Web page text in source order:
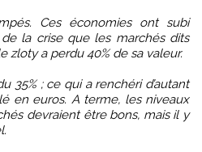
Ces économies ont subi
la crise que les marchés dits
zloty a perdu 40% de sa valeur.
35% ; ce qui a renchéri d’autant
en euros. A terme, les niveaux
devraient être bons, mais il y